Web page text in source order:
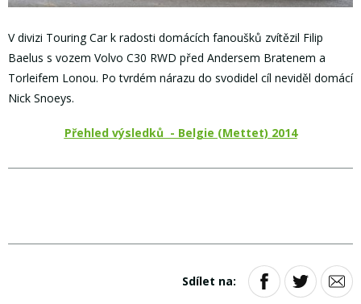
V divizi Touring Car k radosti domácích fanoušků zvítězil Filip
Baelus s vozem Volvo C30 RWD před Andersem Bratenem a
Torleifem Lonou. Po tvrdém nárazu do svodidel cíl neviděl domácí
Nick Snoeys.
Přehled výsledků - Belgie (Mettet) 2014
Sdílet na: